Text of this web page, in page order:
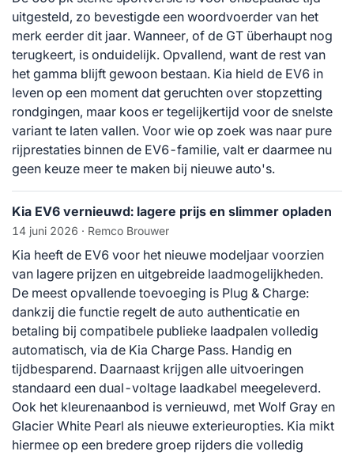
uitgesteld, zo bevestigde een woordvoerder van het
merk eerder dit jaar. Wanneer, of de GT überhaupt nog
terugkeert, is onduidelijk. Opvallend, want de rest van
het gamma blijft gewoon bestaan. Kia hield de EV6 in
leven op een moment dat geruchten over stopzetting
rondgingen, maar koos er tegelijkertijd voor de snelste
variant te laten vallen. Voor wie op zoek was naar pure
rijprestaties binnen de EV6-familie, valt er daarmee nu
geen keuze meer te maken bij nieuwe auto's.
Kia EV6 vernieuwd: lagere prijs en slimmer opladen
14 juni 2026 · Remco Brouwer
Kia heeft de EV6 voor het nieuwe modeljaar voorzien
van lagere prijzen en uitgebreide laadmogelijkheden.
De meest opvallende toevoeging is Plug & Charge:
dankzij die functie regelt de auto authenticatie en
betaling bij compatibele publieke laadpalen volledig
automatisch, via de Kia Charge Pass. Handig en
tijdbesparend. Daarnaast krijgen alle uitvoeringen
standaard een dual-voltage laadkabel meegeleverd.
Ook het kleurenaanbod is vernieuwd, met Wolf Gray en
Glacier White Pearl als nieuwe exterieuropties. Kia mikt
hiermee op een bredere groep rijders die volledig